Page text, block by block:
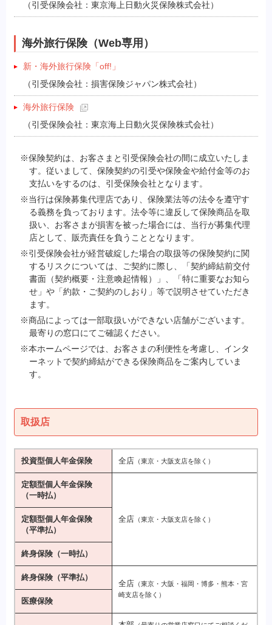
（引受保険会社：東京海上日動火災保険株式会社）
海外旅行保険（Web専用）
新・海外旅行保険「off!」
（引受保険会社：損害保険ジャパン株式会社）
海外旅行保険
（引受保険会社：東京海上日動火災保険株式会社）
※保険契約は、お客さまと引受保険会社の間に成立いたしま
す。従いまして、保険契約の引受や保険金や給付金等のお
支払いをするのは、引受保険会社となります。
※当行は保険募集代理店であり、保険業法等の法令を遵守す
る義務を負っております。法令等に違反して保険商品を取
扱い、お客さまが損害を被った場合には、当行が募集代理
店として、販売責任を負うこととなります。
※引受保険会社が経営破綻した場合の取扱等の保険契約に関
するリスクについては、ご契約に際し、「契約締結前交付
書面（契約概要・注意喚起情報）」、「特に重要なお知ら
せ」や「約款・ご契約のしおり」等で説明させていただき
ます。
※商品によっては一部取扱いができない店舗がございます。
最寄りの窓口にてご確認ください。
※本ホームページでは、お客さまの利便性を考慮し、インタ
ーネットで契約締結ができる保険商品をご案内していま
す。
取扱店
投資型個人年金保険 全店 （東京・大阪支店を除く）
定額型個人年金保険
（一時払）
全店 （東京・大阪支店を除く）
定額型個人年金保険
（平準払）
終身保険（一時払）
終身保険（平準払）
全店 （東京・大阪・福岡・博多・熊本・宮
崎支店を除く）
医療保険